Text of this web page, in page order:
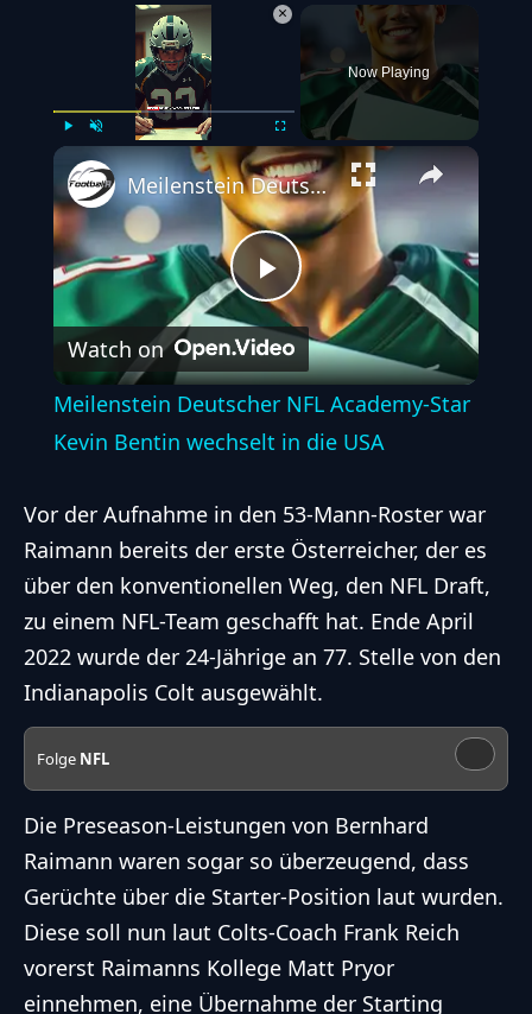
×
Fullscreen
Now Playing
Play
Video
Meilenstein Deutscher NFL Academy-Star Kevin Bentin wechselt in die USA
Watch on
Meilenstein Deutscher NFL Academy-Star
Kevin Bentin wechselt in die USA
Vor der Aufnahme in den 53-Mann-Roster war
Raimann bereits der erste Österreicher, der es
über den konventionellen Weg, den NFL Draft,
zu einem NFL-Team geschafft hat. Ende April
2022 wurde der 24-Jährige an 77. Stelle von den
Indianapolis Colt ausgewählt.
Folge NFL
Die Preseason-Leistungen von Bernhard
Raimann waren sogar so überzeugend, dass
Gerüchte über die Starter-Position laut wurden.
Diese soll nun laut Colts-Coach Frank Reich
vorerst Raimanns Kollege Matt Pryor
einnehmen, eine Übernahme der Starting